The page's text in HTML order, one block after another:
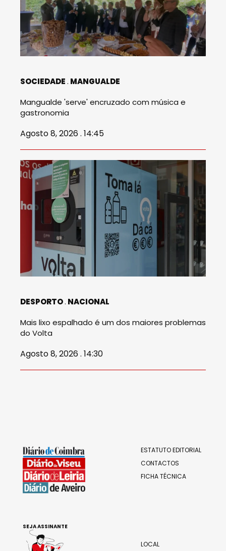
SOCIEDADE MANGUALDE
Mangualde 'serve' encruzado com música e
gastronomia
Agosto 8, 2026 . 14:45
DESPORTO NACIONAL
Mais lixo espalhado é um dos maiores problemas
do Volta
Agosto 8, 2026 . 14:30
ESTATUTO EDITORIAL
CONTACTOS
FICHA TÉCNICA
LOCAL
SEJA ASSINANTE